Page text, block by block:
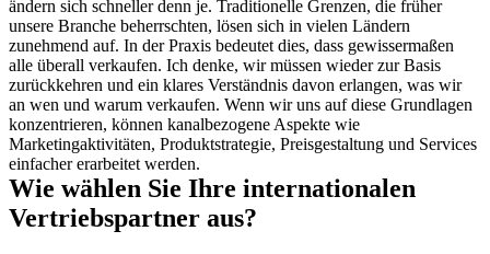
ändern sich schneller denn je. Traditionelle Grenzen, die früher
unsere Branche beherrschten, lösen sich in vielen Ländern
zunehmend auf. In der Praxis bedeutet dies, dass gewissermaßen
alle überall verkaufen. Ich denke, wir müssen wieder zur Basis
zurückkehren und ein klares Verständnis davon erlangen, was wir
an wen und warum verkaufen. Wenn wir uns auf diese Grundlagen
konzentrieren, können kanalbezogene Aspekte wie
Marketingaktivitäten, Produktstrategie, Preisgestaltung und Services
einfacher erarbeitet werden.
Wie wählen Sie Ihre internationalen
Vertriebspartner aus?